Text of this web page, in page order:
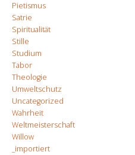
Pietismus
Satrie
Spiritualität
Stille
Studium
Tabor
Theologie
Umweltschutz
Uncategorized
Wahrheit
Weltmeisterschaft
Willow
_importiert